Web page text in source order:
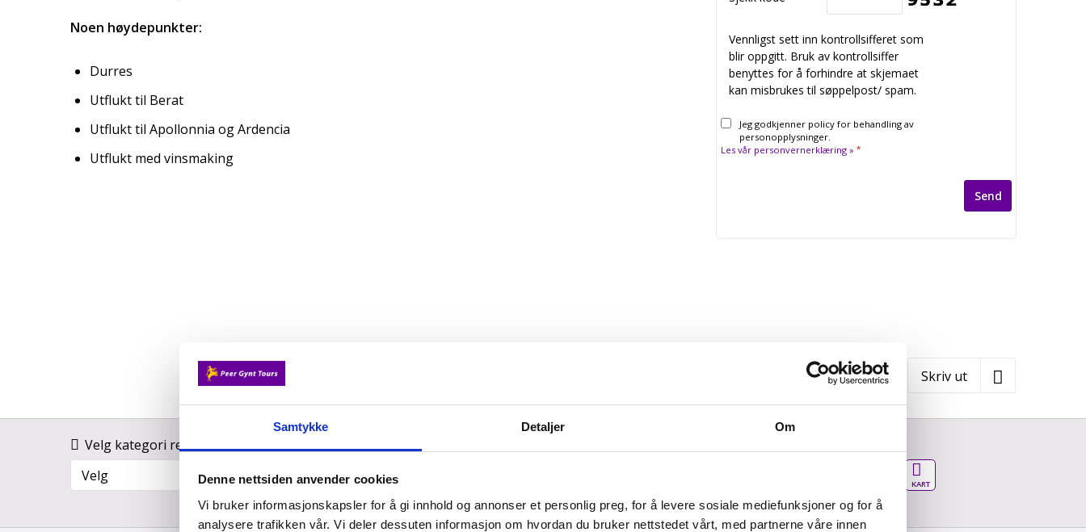
Samtykke Detaljer Om
Denne nettsiden anvender cookies
Vi bruker informasjonskapsler for å gi innhold og annonser et personlig preg, for å levere sosiale mediefunksjoner og for å
analysere trafikken vår. Vi deler dessuten informasjon om hvordan du bruker nettstedet vårt, med partnerne våre innen
Noen høydepunkter:
Durres
Utflukt til Berat
Utflukt til Apollonnia og Ardencia
Utflukt med vinsmaking
Vennligst sett inn kontrollsifferet som
blir oppgitt. Bruk av kontrollsiffer
benyttes for å forhindre at skjemaet
kan misbrukes til søppelpost/ spam.
Jeg godkjenner policy for behandling av
personopplysninger.
Les vår personvernerklæring » *
Skriv ut
Velg kategori reise
Velg
Land
Velg
Reisemål
Velg
Vår verden - kart